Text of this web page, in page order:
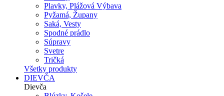
Plavky, Plážová Výbava
Pyžamá, Župany
Saká, Vesty
Spodné prádlo
Súpravy
Svetre
Tričká
Všetky produkty
DIEVČA
Dievča